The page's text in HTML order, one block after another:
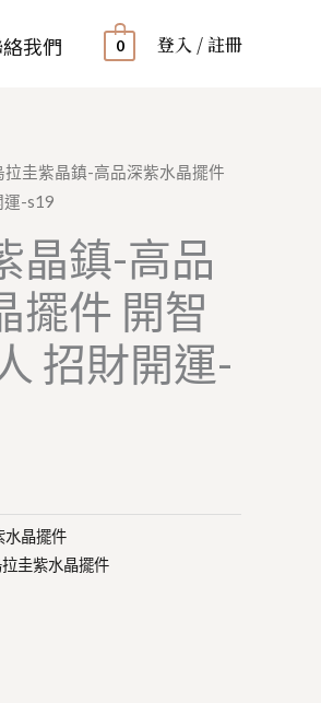
我們 0 登入 / 註冊
拉圭紫晶鎮-高品深紫水晶擺件
運-s19
晶鎮-高品
擺件 開智
招財開運-
水晶擺件
拉圭紫水晶擺件